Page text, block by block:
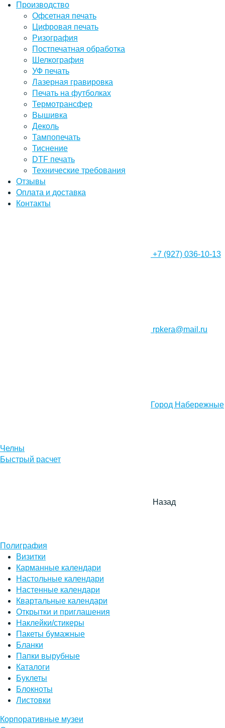
Производство
Офсетная печать
Цифровая печать
Ризография
Постпечатная обработка
Шелкография
УФ печать
Лазерная гравировка
Печать на футболках
Термотрансфер
Вышивка
Деколь
Тампопечать
Тиснение
DTF печать
Технические требования
Отзывы
Оплата и доставка
Контакты
+7 (927) 036-10-13
rpkera@mail.ru
Город Набережные
Челны
Быстрый расчет
Назад
Полиграфия
Визитки
Карманные календари
Настольные календари
Настенные календари
Квартальные календари
Открытки и приглашения
Наклейки/стикеры
Пакеты бумажные
Бланки
Папки вырубные
Каталоги
Буклеты
Блокноты
Листовки
Корпоративные музеи